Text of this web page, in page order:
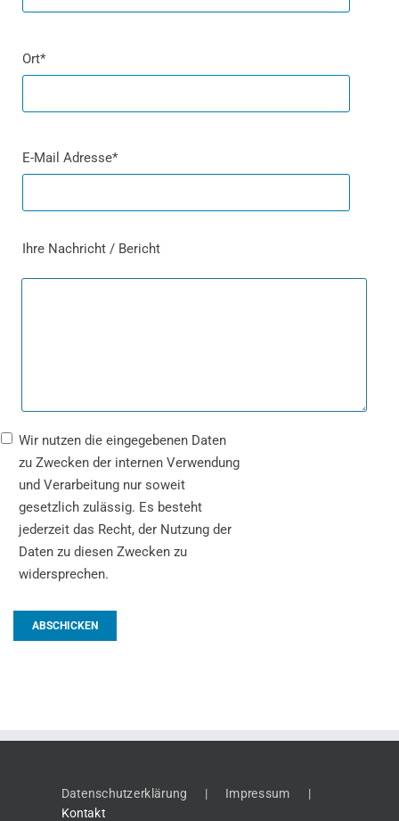
Ort*
E-Mail Adresse*
Ihre Nachricht / Bericht
Wir nutzen die eingegebenen Daten
zu Zwecken der internen Verwendung
und Verarbeitung nur soweit
gesetzlich zulässig. Es besteht
jederzeit das Recht, der Nutzung der
Daten zu diesen Zwecken zu
widersprechen.
Datenschutzerklärung
Impressum
Kontakt